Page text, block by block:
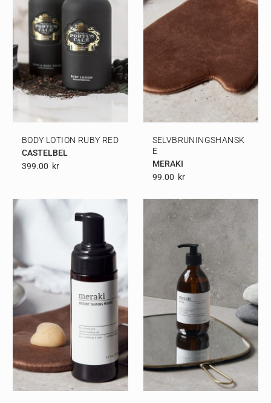
BODY LOTION RUBY RED
CASTELBEL
399.00 Kr
SELVBRUNINGSHANSK
E
MERAKI
99.00 Kr